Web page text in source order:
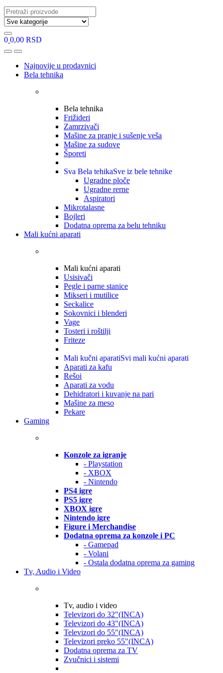
Search
for:
0 0,00 RSD
OpenClose
Najnovije u prodavnici
Bela tehnika
Bela tehnika
Frižideri
Zamrzivači
Mašine za pranje i sušenje veša
Mašine za sudove
Šporeti
Sva Bela tehikaSve iz bele tehnike
Ugradne ploče
Ugradne rerne
Aspiratori
Mikrotalasne
Bojleri
Dodatna oprema za belu tehniku
Mali kućni aparati
Mali kućni aparati
Usisivači
Pegle i parne stanice
Mikseri i mutilice
Seckalice
Sokovnici i blenderi
Vage
Tosteri i roštilji
Friteze
Mali kučni aparatiSvi mali kućni aparati
Aparati za kafu
Rešoi
Aparati za vodu
Dehidratori i kuvanje na pari
Mašine za meso
Pekare
Gaming
Konzole za igranje
- Playstation
- XBOX
- Nintendo
PS4 igre
PS5 igre
XBOX igre
Nintendo igre
Figure i Merchandise
Dodatna oprema za konzole i PC
- Gamepad
- Volani
- Ostala dodatna oprema za gaming
Tv, Audio i Video
Tv, audio i video
Televizori do 32"(INCA)
Televizori do 43"(INCA)
Televizori do 55"(INCA)
Televizori preko 55"(INCA)
Dodatna oprema za TV
Zvučnici i sistemi